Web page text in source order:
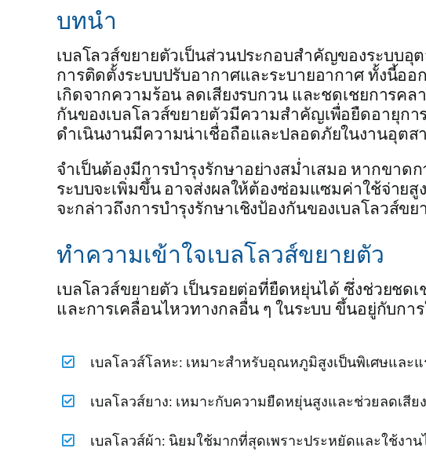
บทนำ
เบลโลวส์ขยายตัวเป็นส่วนประกอบสำคัญของระบบอุ
การติดตั้งระบบปรับอากาศและระบายอากาศ ทั้งนี้อ
เกิดจากความร้อน ลดเสียงรบกวน และชดเชยการค
กันของเบลโลวส์ขยายตัวมีความสำคัญเพื่อยืดอายุกา
ดำเนินงานมีความน่าเชื่อถือและปลอดภัยในงานอุตส
จำเป็นต้องมีการบำรุงรักษาอย่างสม่ำเสมอ หากขาด
ระบบจะเพิ่มขึ้น อาจส่งผลให้ต้องซ่อมแซมค่าใช้จ่าย
จะกล่าวถึงการบำรุงรักษาเชิงป้องกันของเบลโลวส์ขย
ทำความเข้าใจเบลโลวส์ขยายตัว
เบลโลวส์ขยายตัว เป็นรอยต่อที่ยืดหยุ่นได้ ซึ่งช่วยชด
และการเคลื่อนไหวทางกลอื่น ๆ ในระบบ ขึ้นอยู่กับกา
เบลโลวส์โลหะ: เหมาะสำหรับอุณหภูมิสูงเป็นพิเศษและ
เบลโลวส์ยาง: เหมาะกับความยืดหยุ่นสูงและช่วยลดเสีย
เบลโลวส์ผ้า: นิยมใช้มากที่สุดเพราะประหยัดและใช้งา